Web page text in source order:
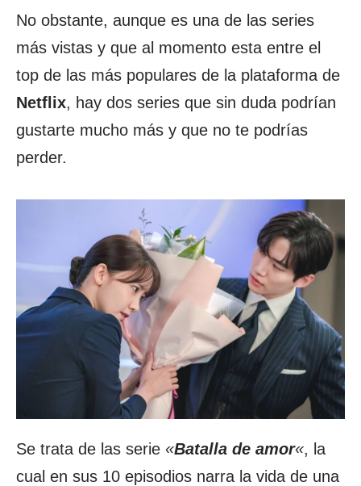
No obstante, aunque es una de las series
más vistas y que al momento esta entre el
top de las más populares de la plataforma de
Netflix, hay dos series que sin duda podrían
gustarte mucho más y que no te podrías
perder.
Se trata de las serie «Batalla de amor«, la
cual en sus 10 episodios narra la vida de una